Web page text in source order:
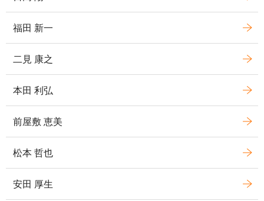
福田 新一
二見 康之
本田 利弘
前屋敷 恵美
松本 哲也
安田 厚生